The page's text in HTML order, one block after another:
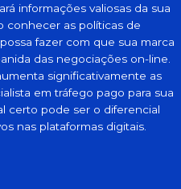
informações valiosas da sua
conhecer as políticas de
fazer com que sua marca
das negociações on-line.
significativamente as
em tráfego pago para sua
certo pode ser o diferencial
nas plataformas digitais.